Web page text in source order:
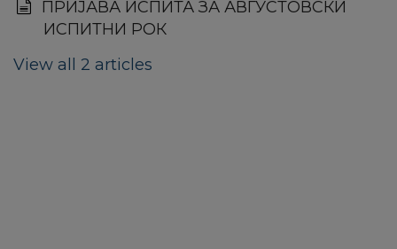
ПРИЈАВА ИСПИТА ЗА АВГУСТОВСКИ
ИСПИТНИ РОК
View all 2 articles